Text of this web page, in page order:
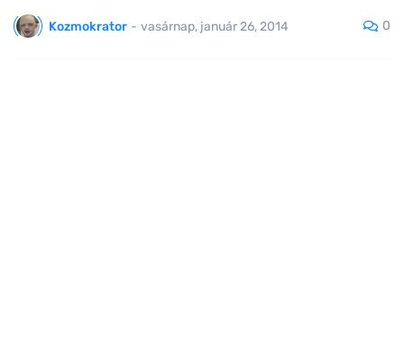
Kozmokrator - vasárnap, január 26, 2014 0